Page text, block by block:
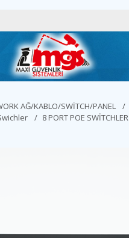
AĞ/KABLO/SWİTCH/PANEL
8 PORT POE SWİTCHLER